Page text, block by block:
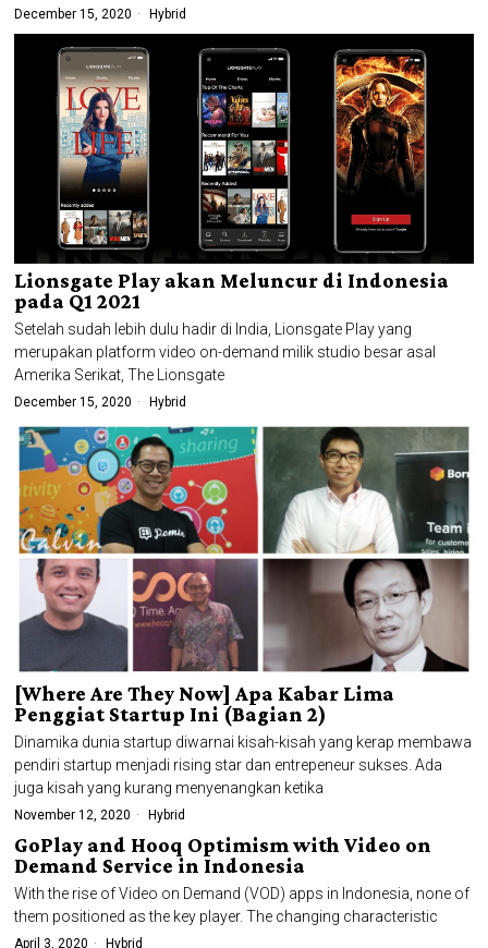
December 15, 2020 Hybrid
Lionsgate Play akan Meluncur di Indonesia
pada Q1 2021
Setelah sudah lebih dulu hadir di India, Lionsgate Play yang
merupakan platform video on-demand milik studio besar asal
Amerika Serikat, The Lionsgate
December 15, 2020 Hybrid
[Where Are They Now] Apa Kabar Lima
Penggiat Startup Ini (Bagian 2)
Dinamika dunia startup diwarnai kisah-kisah yang kerap membawa
pendiri startup menjadi rising star dan entrepeneur sukses. Ada
juga kisah yang kurang menyenangkan ketika
November 12, 2020 Hybrid
GoPlay and Hooq Optimism with Video on
Demand Service in Indonesia
With the rise of Video on Demand (VOD) apps in Indonesia, none of
them positioned as the key player. The changing characteristic
April 3, 2020 Hybrid